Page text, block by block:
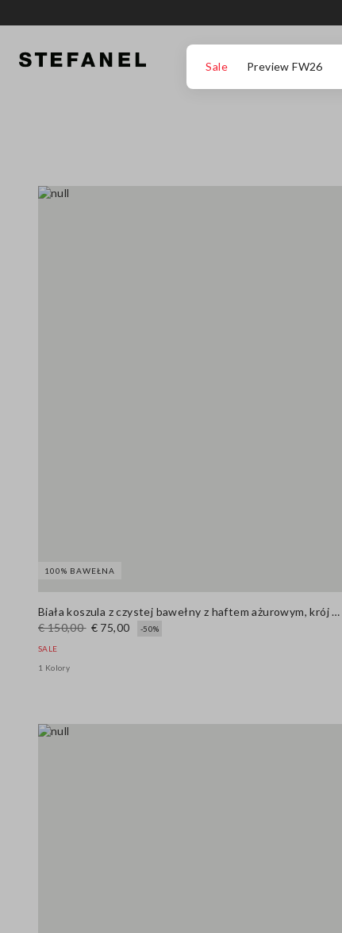
Sale Preview FW26
100% BAWEŁNA
Biała koszula z czystej bawełny z haftem ażurowym, krój oversize
€ 150,00 € 75,00 -50%
SALE
1 Kolory